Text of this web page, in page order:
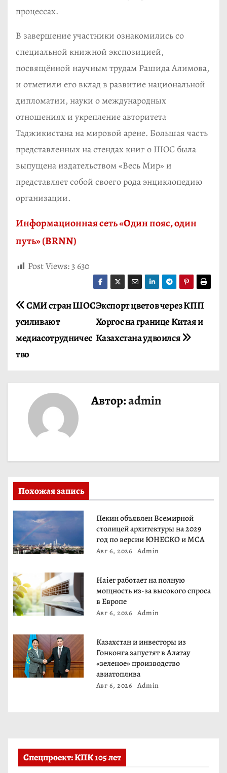
процессах.
В завершение участники ознакомились со
специальной книжной экспозицией,
посвящённой научным трудам Рашида Алимова,
и отметили его вклад в развитие национальной
дипломатии, науки о международных
отношениях и укрепление авторитета
Таджикистана на мировой арене. Большая часть
представленных на стендах книг о ШОС была
выпущена издательством «Весь Мир» и
представляет собой своего рода энциклопедию
организации.
Информационная сеть «Один пояс, один
путь» (BRNN)
Post Views:3 630
Н
а
в
и
я
п
о
з
п
и
я
м
Экспорт цветов через КПП
Хоргос на границе Китая и
Казахстана удвоился
СМИ стран ШОС
усиливают
медиасотрудничес
тво
Автор:admin
Похожая запись
Пекин объявлен Всемирной
столицей архитектуры на 2029
год по версии ЮНЕСКО и МСА
Авг 6, 2026 Admin
Haier работает на полную
мощность из-за высокого спроса
в Европе
Авг 6, 2026 Admin
Казахстан и инвесторы из
Гонконга запустят в Алатау
«зеленое» производство
авиатоплива
Авг 6, 2026 Admin
Спецпроект: КПК 105 лет